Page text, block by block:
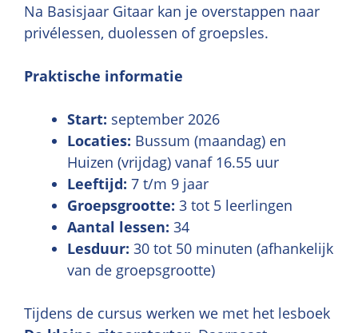
Na Basisjaar Gitaar kan je overstappen naar
privélessen, duolessen of groepsles.
Praktische informatie
Start: september 2026
Locaties: Bussum (maandag) en
Huizen (vrijdag) vanaf 16.55 uur
Leeftijd: 7 t/m 9 jaar
Groepsgrootte: 3 tot 5 leerlingen
Aantal lessen: 34
Lesduur: 30 tot 50 minuten (afhankelijk
van de groepsgrootte)
Tijdens de cursus werken we met het lesboek